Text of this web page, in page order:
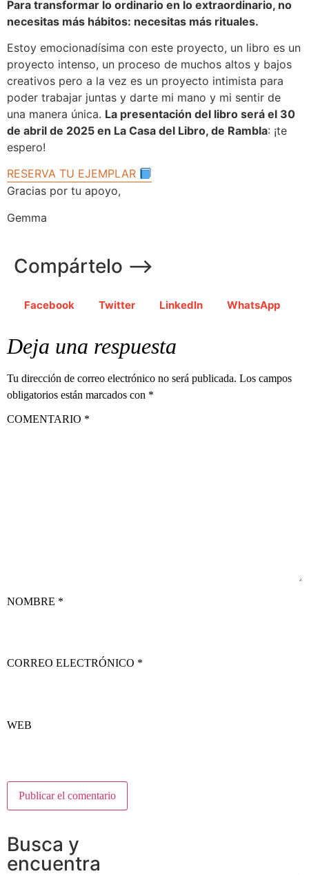
Busca y
encuentra
Para transformar lo ordinario en lo extraordinario, no
necesitas más hábitos: necesitas más rituales.
Estoy emocionadísima con este proyecto, un libro es un
proyecto intenso, un proceso de muchos altos y bajos
creativos pero a la vez es un proyecto intimista para
poder trabajar juntas y darte mi mano y mi sentir de
una manera única. La presentación del libro será el 30
de abril de 2025 en La Casa del Libro, de Rambla: ¡te
espero!
RESERVA TU EJEMPLAR
Gracias por tu apoyo,
Gemma
Compártelo ⟶
Facebook Twitter LinkedIn WhatsApp
Deja una respuesta
Tu dirección de correo electrónico no será publicada. Los campos
obligatorios están marcados con *
COMENTARIO *
NOMBRE *
CORREO ELECTRÓNICO *
WEB